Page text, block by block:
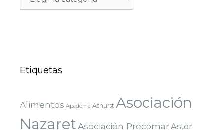
Etiquetas
Alimentos Apadema Ashurst Asociación
NazaretAsociación PrecomarAstor